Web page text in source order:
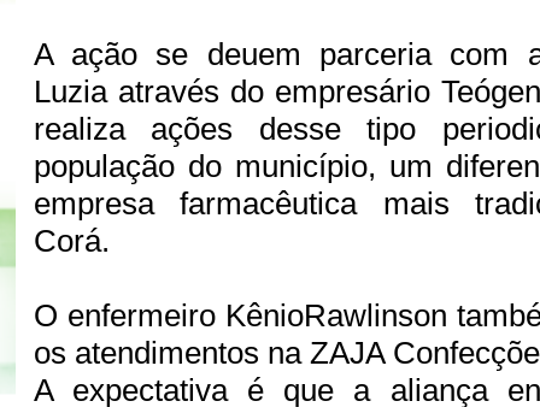
A ação se deuem parceria com
Luzia através do empresário
realiza ações desse tipo
população do município, um
empresa farmacêutica mais
Corá.
O enfermeiro KênioRawlinson
os atendimentos na ZAJA
A expectativa é que a aliança